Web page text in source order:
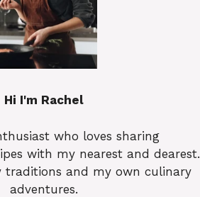
Hi I'm Rachel
who loves sharing
with my nearest and dearest.
traditions and my own culinary
adventures.